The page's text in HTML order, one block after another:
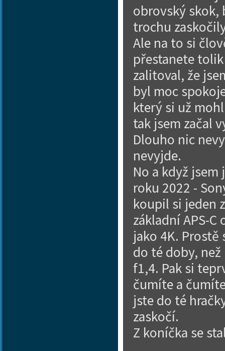
obrovský skok,
trochu
Ale na to si
přestanete
zalitoval, že
byl moc
který si už
tak jsem začal
Dlouho nic
nevyjde.
No a když
roku 2022 -
koupil si jeden
základní APS-
jako 4K. Prostě
do té doby,
f1,4. Pak si
čumíte a
jste do té
zaskočí.
Z koníčka se